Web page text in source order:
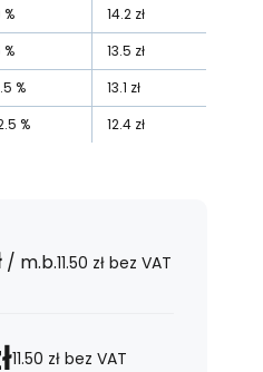
% 14.2 zł
% 13.5 zł
% 13.1 zł
% 12.4 zł
/ m.b.11.50 zł bez VAT
11.50 zł bez VAT